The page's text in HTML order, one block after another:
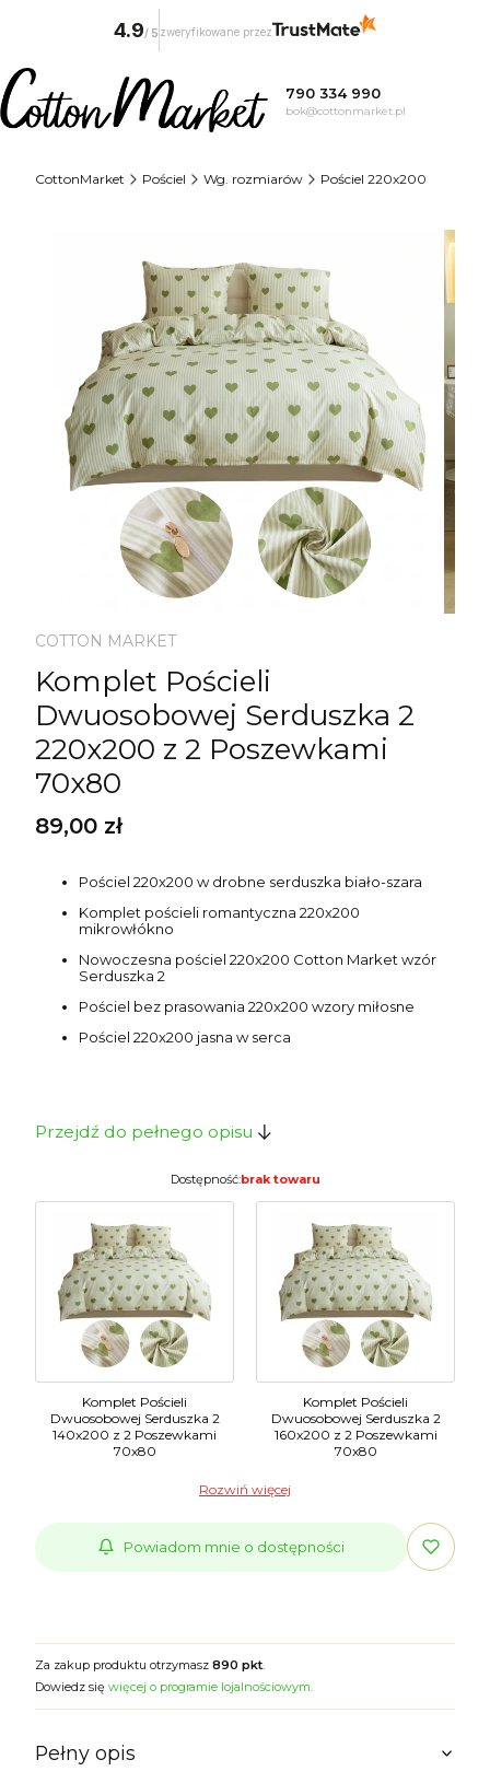
790 334 990
bok@cottonmarket.pl
CottonMarket Pościel Wg. rozmiarów Pościel 220x200
COTTON MARKET
Komplet Pościeli
Dwuosobowej Serduszka 2
220x200 z 2 Poszewkami
70x80
Cena
89,00 zł
Pościel 220x200 w drobne serduszka biało-szara
Komplet pościeli romantyczna 220x200
mikrowłókno
Nowoczesna pościel 220x200 Cotton Market wzór
Serduszka 2
Pościel bez prasowania 220x200 wzory miłosne
Pościel 220x200 jasna w serca
Przejdź do pełnego opisu
Dostępność:brak towaru
Komplet Pościeli
Dwuosobowej Serduszka 2
140x200 z 2 Poszewkami
70x80
Komplet Pościeli
Dwuosobowej Serduszka 2
160x200 z 2 Poszewkami
70x80
Rozwiń więcej
Powiadom mnie o dostępności
Za zakup produktu otrzymasz 890 pkt.
Dowiedz się więcej o programie lojalnościowym.
Pełny opis
4.9/ 5 zweryfikowane przez